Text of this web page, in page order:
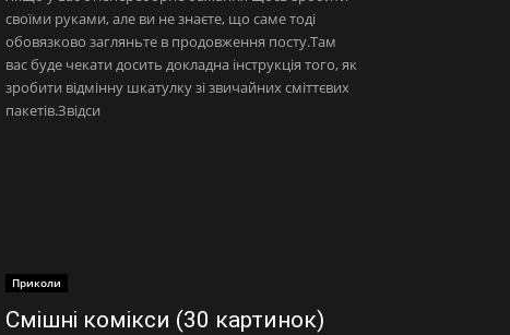
своїми руками, але ви не знаєте, що саме тоді
обовязково загляньте в продовження посту.Там
вас буде чекати досить докладна інструкція того, як
зробити відмінну шкатулку зі звичайних сміттєвих
пакетів.Звідси
Приколи
Смішні комікси (30 картинок)